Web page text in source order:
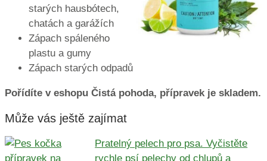
starých hausbótech,
chatách a garážích
Zápach spáleného
plastu a gumy
Zápach starých odpadů
Pořídíte v eshopu Čistá pohoda, přípravek je skladem.
Může vás ještě zajímat
Pratelný pelech pro psa. Vyčistěte
rychle psí pelechy od chlupů a